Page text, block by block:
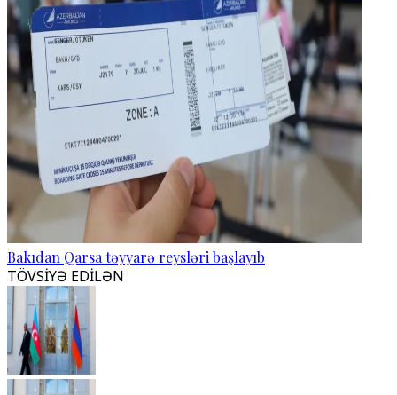
Bakıdan Qarsa təyyarə reysləri başlayıb
TÖVSİYƏ EDİLƏN